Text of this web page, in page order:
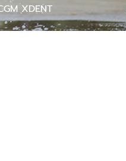
XDENT